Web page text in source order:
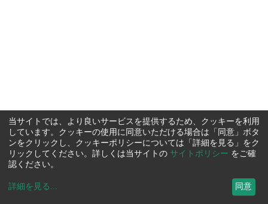
当サイトでは、より良いサービスを提供するため、クッキーを利用
しています。クッキーの使用に同意いただける場合は「同意」ボタ
ンをクリックし、クッキーポリシーについては「詳細を見る」をク
リックしてください。詳しくは当サイトの サイトポリシー をご確
認ください。
詳細を見る ... 同意